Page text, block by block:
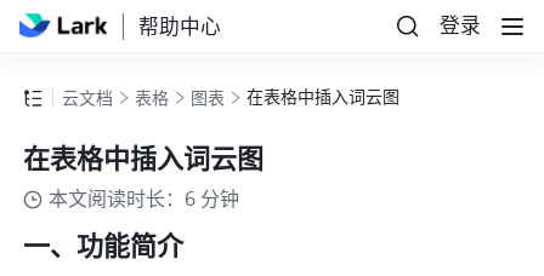
帮助中心 登录
云文档 表格 图表 在表格中插入词云图
在表格中插入词云图
本文阅读时长：6 分钟
一、功能简介